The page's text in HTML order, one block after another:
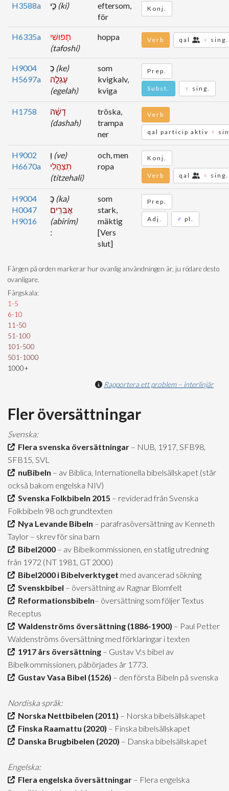
H3588a (ki)
eftersom,
för
Konj.
H6335a
תָפוּשִׁי
(tafoshi)
hoppa Verb qal ♀ sing.
H9004
H5697a
(ke)
עֶגְלָ֣ה
(egelah)
som
kvigkalv,
kviga
Prep.
Subst. ♀ sing.
H1758
דָשָׁ֔ה
(dashah)
tröska,
trampa
ner
Verb
qal particip aktiv ♀
H9002
H6670a
(ve)
תִצְהֲלִי
(titzehali)
och, men
ropa
Konj.
Verb qal ♀ sing.
H9004
H0047
H9016
(ka)
אֲבִּרִֽים
(abirim)
som
stark,
mäktig
[Vers
slut]
Prep.
Adj. ♂ pl.
Färgen på orden markerar hur ovanlig användningen är, ju rödare desto
ovanligare.
Färgskala:
1-5
6-10
11-50
51-100
101-500
501-1000
1000+
Rapportera ett problem – interlinjär
Fler översättningar
Svenska:
Flera svenska översättningar – NUB, 1917, SFB98,
SFB15, SVL
nuBibeln – av Biblica, Internationella bibelsällskapet (står
också bakom engelska NIV)
Svenska Folkbibeln 2015 – reviderad från Svenska
Folkbibeln 98 och grundtexten
Nya Levande Bibeln – parafrasöversättning av Kenneth
Taylor – skrev för sina barn
Bibel2000 – av Bibelkommissionen, en statlig utredning
från 1972 (NT 1981, GT 2000)
Bibel2000 i Bibelverktyget med avancerad sökning
Svenskbibel – översättning av Ragnar Blomfelt
Reformationsbibeln– översättning som följer Textus
Receptus
Waldenströms översättning (1886-1900) – Paul Petter
Waldenströms översättning med förklaringar i texten
1917 års översättning – Gustav V:s bibel av
Bibelkommissionen, påbörjades år 1773.
Gustav Vasa Bibel (1526) – den första Bibeln på svenska
Nordiska språk:
Norska Nettbibelen (2011) – Norska bibelsällskapet
Finska Raamattu (2020) – Finska bibelsällskapet
Danska Brugbibelen (2020) – Danska bibelsällskapet
Engelska:
Flera engelska översättningar – Flera engelska